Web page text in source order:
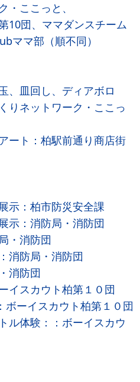
・ここっと、
団、ママダンスチーム
ママ部（順不同）
、皿回し、ディアボロ
りネットワーク・ここっ
ート：柏駅前通り商店街
示：柏市防災安全課
示：消防局・消防団
・消防団
消防局・消防団
消防団
イスカウト柏第１０団
ボーイスカウト柏第１０団
ル体験：：ボーイスカウ